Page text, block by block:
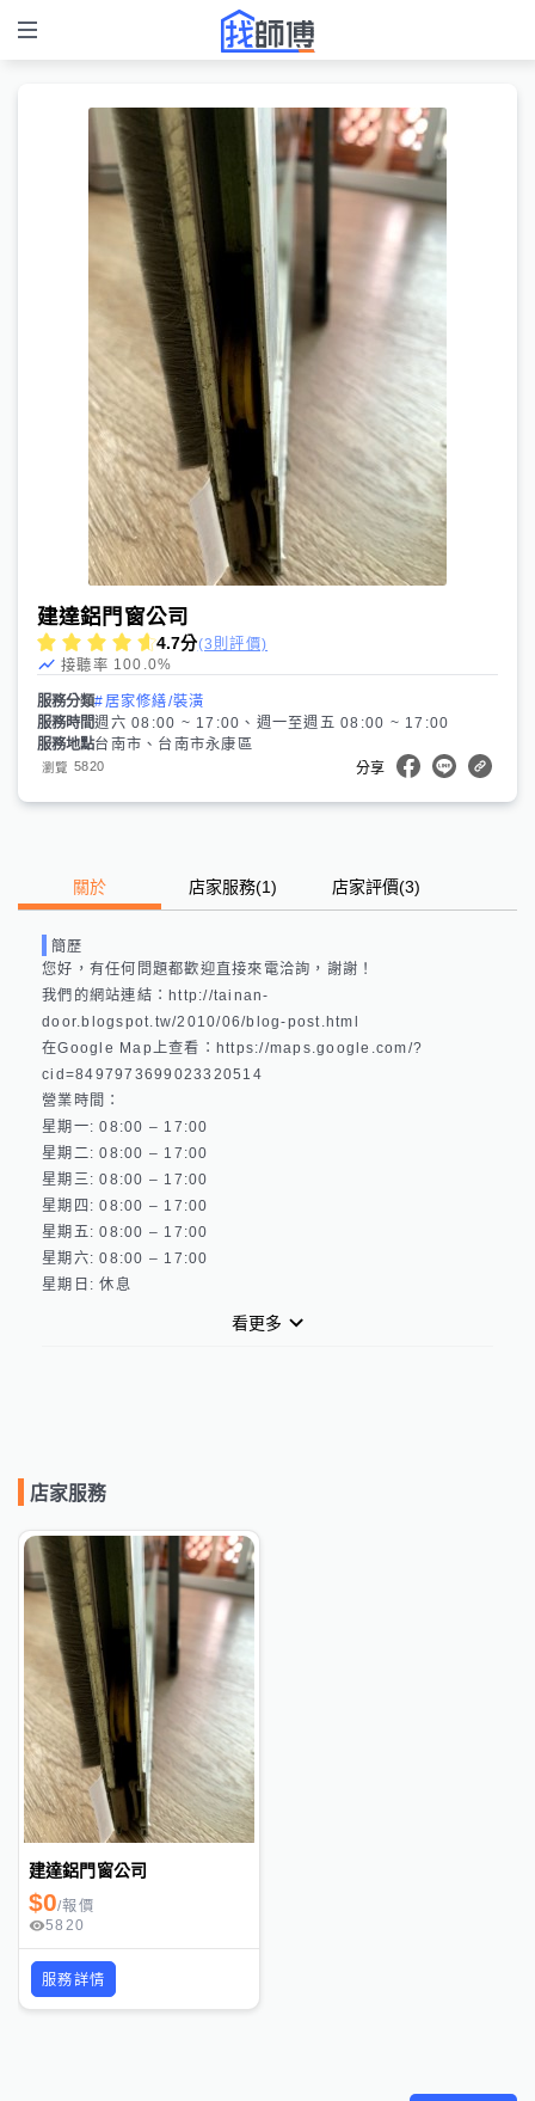
建達鋁門窗公司
4.7分(3則評價)
接聽率 100.0%
服務分類#居家修繕/裝潢
服務時間週六 08:00 ~ 17:00、週一至週五 08:00 ~ 17:00
服務地點台南市、台南市永康區
瀏覽 5820 分享
關於 店家服務(1) 店家評價(3)
簡歷
您好，有任何問題都歡迎直接來電洽詢，謝謝！
我們的網站連結：http://tainan-
door.blogspot.tw/2010/06/blog-post.html
在Google Map上查看：https://maps.google.com/?
cid=8497973699023320514
營業時間：
星期一: 08:00 – 17:00
星期二: 08:00 – 17:00
星期三: 08:00 – 17:00
星期四: 08:00 – 17:00
星期五: 08:00 – 17:00
星期六: 08:00 – 17:00
看更多
店家服務
建達鋁門窗公司
$0/報價
5820
服務詳情